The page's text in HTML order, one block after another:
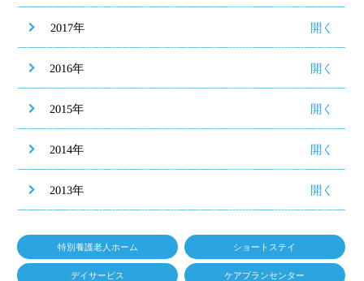
2017年
2016年
2015年
2014年
2013年
特別養護老人ホーム ショートステイ
デイサービス ケアプランセンター